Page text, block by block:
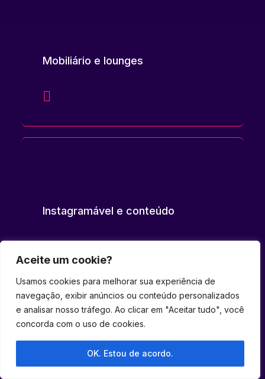
Aceite um cookie?
Usamos cookies para melhorar sua experiência de
navegação, exibir anúncios ou conteúdo personalizados
e analisar nosso tráfego. Ao clicar em "Aceitar tudo", você
concorda com o uso de cookies.
OK. Estou de acordo.
Mobiliário e lounges
Instagramável e conteúdo